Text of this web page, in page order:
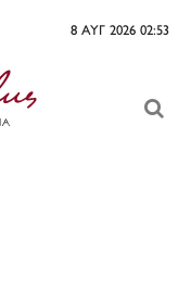
8 ΑΥΓ 2026 02:53